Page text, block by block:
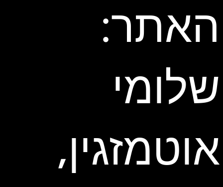
האתר:
שלומי
אוטמזגין,